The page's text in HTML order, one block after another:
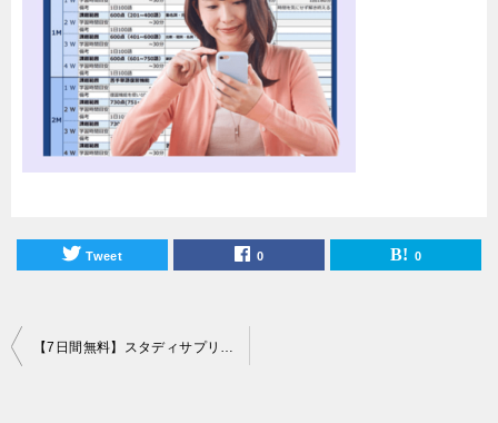
Tweet 0 0
投
【7日間無料】スタディサプリTOEIC®L&R TEST対策パーソナルコーチプランに対する感想＆口コミ評判まとめ！